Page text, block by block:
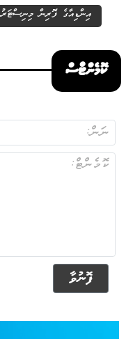
އިންޑިއާގެ ފޮރިން މިނިސްޓަރު
ކޮމެންޓްސް
ފޮނުވާ